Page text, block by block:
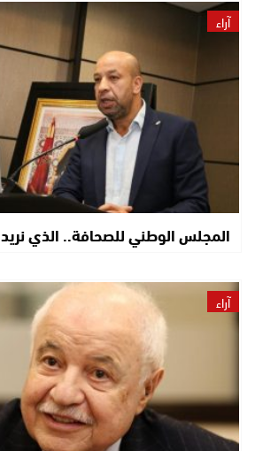
آراء
المجلس الوطني للصحافة.. الذي نريد
آراء